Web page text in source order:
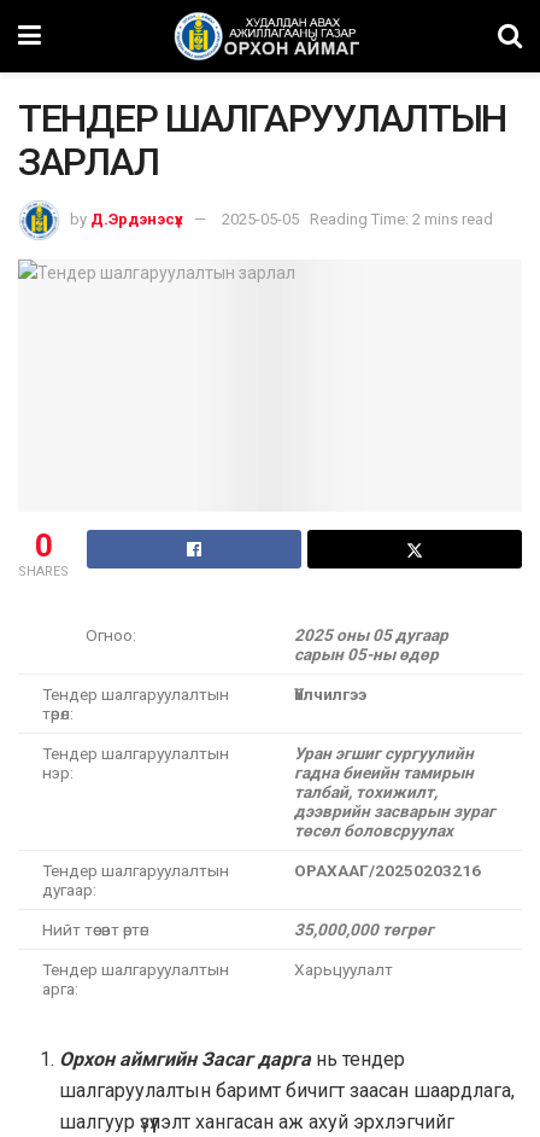
ТЕНДЕР ШАЛГАРУУЛАЛТЫН
ЗАРЛАЛ
by Д.Эрдэнэсүх 2025-05-05 Reading Time: 2 mins read
0
SHARES
Огноо:
2025 оны 05 дугаар
сарын 05-ны өдөр
Тендер шалгаруулалтын
төрөл:
Үйлчилгээ
Тендер шалгаруулалтын
нэр:
Уран эгшиг сургуулийн
гадна биеийн тамирын
талбай, тохижилт,
дээврийн засварын зураг
төсөл боловсруулах
Тендер шалгаруулалтын
дугаар:
ОРАХААГ/20250203216
Нийт төсөвт өртөг: 35,000,000 төгрөг
Тендер шалгаруулалтын
арга:
Харьцуулалт
Орхон аймгийн Засаг дарга нь тендер
шалгаруулалтын баримт бичигт заасан шаардлага,
шалгуур үзүүлэлт хангасан аж ахуй эрхлэгчийг